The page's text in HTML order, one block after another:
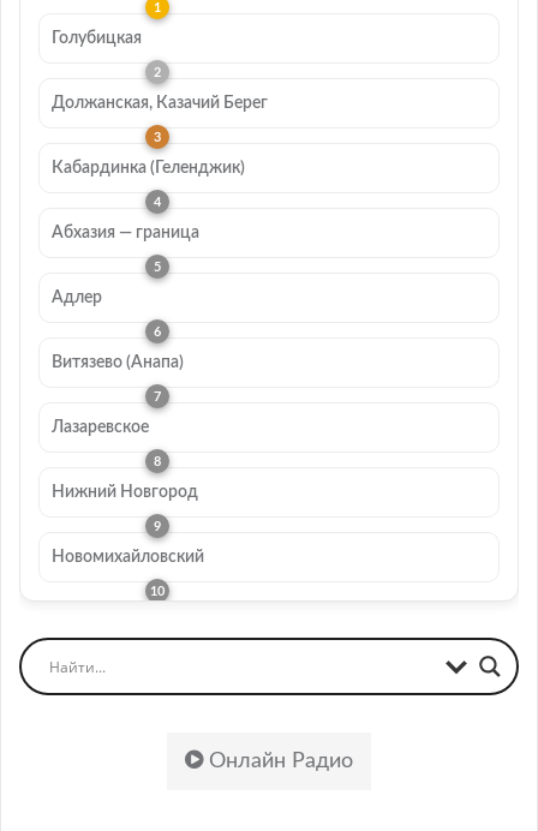
Голубицкая
Должанская, Казачий Берег
Кабардинка (Геленджик)
Абхазия — граница
Адлер
Витязево (Анапа)
Лазаревское
Нижний Новгород
Новомихайловский
Онлайн Радио